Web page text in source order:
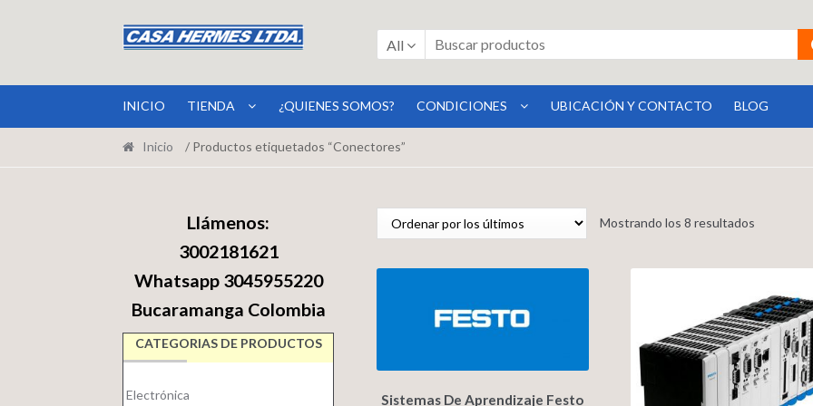
a
la
al
contenido
All
INICIO TIENDA ¿QUIENES SOMOS? CONDICIONES UBICACIÓN Y CONTACTO BLOG
Inicio / Productos etiquetados “Conectores”
Mostrando los 8 resultados
Sistemas De Aprendizaje Festo
Llámenos:
3002181621
Whatsapp 3045955220
Bucaramanga Colombia
CATEGORIAS DE PRODUCTOS
Electrónica